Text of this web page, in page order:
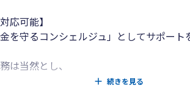
応可能】
を守るコンシェルジュ」としてサポート
は当然とし、
新ツール等をご紹介・導入支援させていた
続きを見る